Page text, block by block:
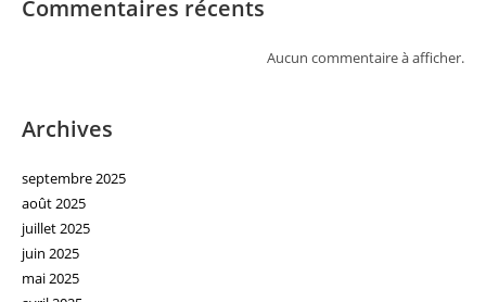
Commentaires récents
Aucun commentaire à afficher.
Archives
septembre 2025
août 2025
juillet 2025
juin 2025
mai 2025